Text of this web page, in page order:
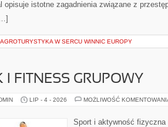
opisuje istotne zagadnienia związane z
AGROTURYSTYKA W SERCU WINNIC EUROPY
I FITNESS GRUPOWY
LIP - 4 - 2026 MOŻLIWOŚĆ
Sport i aktywność